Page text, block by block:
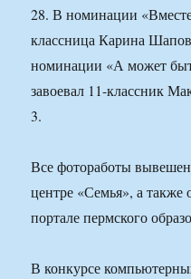
28. В номинации
классница Карина
номинации «А может
завоевал 11-классник
3.
Все фотоработы
центре «Семья», а
портале пермского
В конкурсе